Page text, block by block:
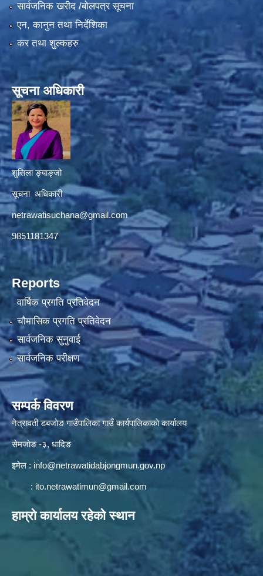
सार्वजनिक खरीद /बोलपत्र सूचना
एन, कानुन तथा निर्देशिका
कर तथा शुल्कहरु
सूचना अधिकारी
शुसिला ङ्याङ्जो
सूचना अधिकारी
netrawatisuchana@gmail.com
9851181347
Reports
वार्षिक प्रगति प्रतिवेदन
चौमासिक प्रगति प्रतिवेदन
सार्वजनिक सुनुवाई
सार्वजनिक परीक्षण
सम्पर्क विवरण
नेत्रावती डबजाेङ गाउँपालिका गाउँ कार्यपालिकाकाे कार्यालय
सेमजाेङ -३, धादिङ
इमेल : info@netrawatidabjongmun.gov.np
: ito.netrawatimun@gmail.com
हाम्राे कार्यालय रहेकाे स्थान